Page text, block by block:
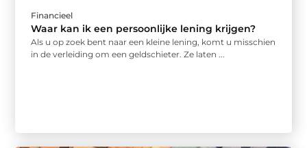
Financieel
Waar kan ik een persoonlijke lening krijgen?
Als u op zoek bent naar een kleine lening, komt u misschien
in de verleiding om een geldschieter. Ze laten ...